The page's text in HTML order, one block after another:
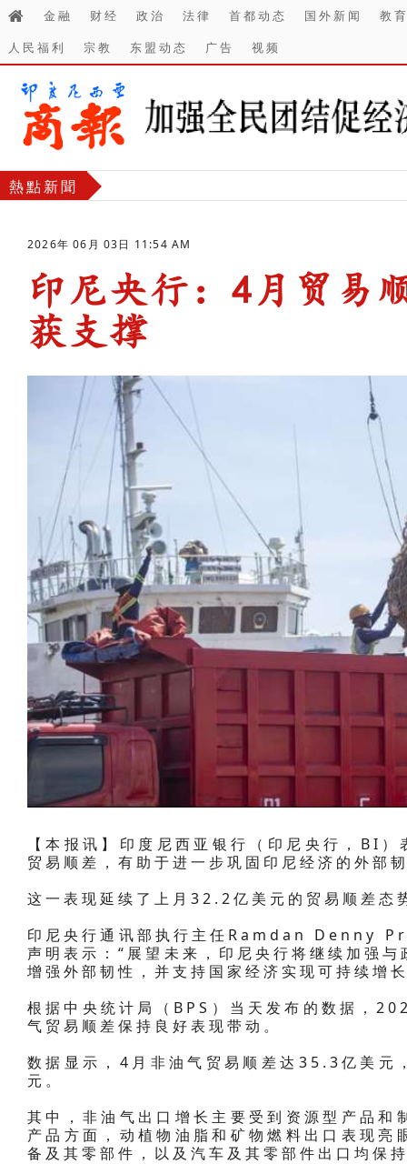
金融 财经 政治 法律 首都动态 国外新闻
教
人民福利
宗教 东盟动态 广告 视频
熱點新聞
2026年 06月 03日 11:54 AM
印尼央行：4月贸易
获支撑
【本报讯】印度尼西亚银行（印尼央行，BI
贸易顺差，有助于进一步巩固印尼经济的外部
这一表现延续了上月32.2亿美元的贸易顺差态
印尼央行通讯部执行主任Ramdan Denny
声明表示：“展望未来，印尼央行将继续加强
增强外部韧性，并支持国家经济实现可持续增
根据中央统计局（BPS）当天发布的数据，
气贸易顺差保持良好表现带动。
数据显示，4月非油气贸易顺差达35.3亿美
元。
其中，非油气出口增长主要受到资源型产品
产品方面，动植物油脂和矿物燃料出口表现
备及其零部件，以及汽车及其零部件出口均保